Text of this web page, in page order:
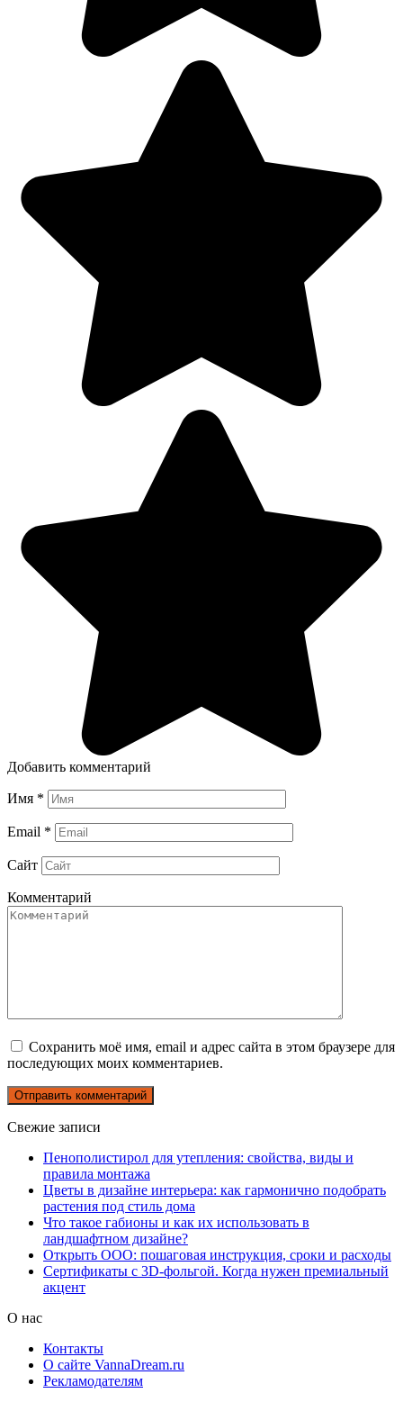
Добавить комментарий
Имя *
Email *
Сайт
Комментарий
Сохранить моё имя, email и адрес сайта в этом браузере для
последующих моих комментариев.
Свежие записи
Пенополистирол для утепления: свойства, виды и
правила монтажа
Цветы в дизайне интерьера: как гармонично подобрать
растения под стиль дома
Что такое габионы и как их использовать в
ландшафтном дизайне?
Открыть ООО: пошаговая инструкция, сроки и расходы
Сертификаты с 3D-фольгой. Когда нужен премиальный
акцент
О нас
Контакты
О сайте VannaDream.ru
Рекламодателям